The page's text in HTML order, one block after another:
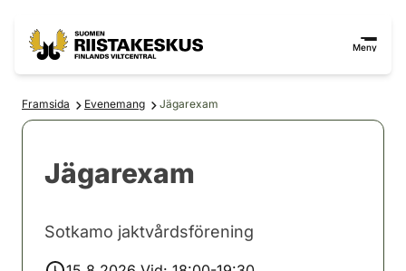
Meny
Framsida Evenemang Jägarexam
Jägarexam
Sotkamo jaktvårdsförening